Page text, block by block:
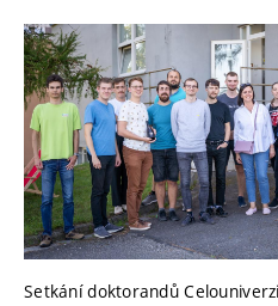
Setkání doktorandů